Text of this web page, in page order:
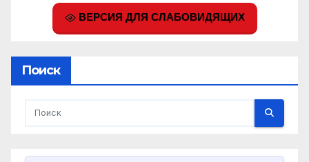
ВЕРСИЯ ДЛЯ СЛАБОВИДЯЩИХ
Поиск